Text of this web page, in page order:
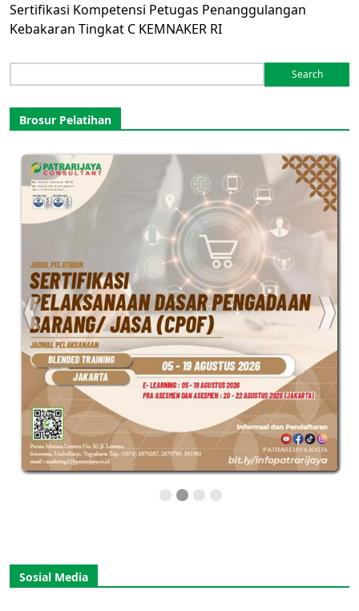
Sertifikasi Kompetensi Petugas Penanggulangan
Kebakaran Tingkat C KEMNAKER RI
for:
Brosur Pelatihan
Sosial Media